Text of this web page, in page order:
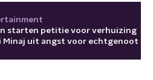
starten petitie voor verhuizing
Minaj uit angst voor echtgenoot